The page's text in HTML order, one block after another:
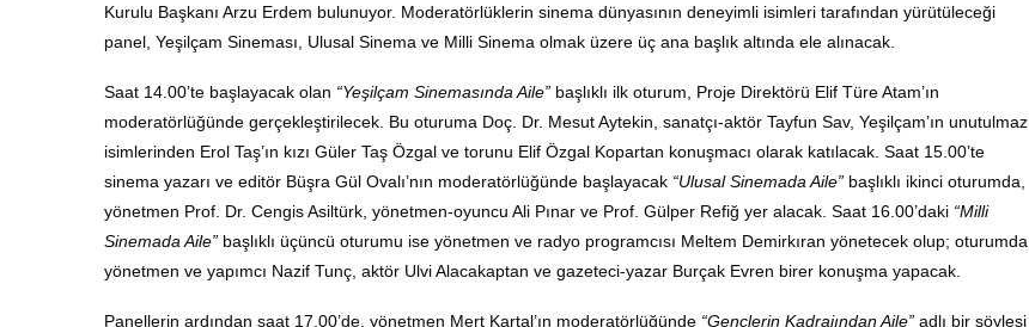
Kurulu Başkanı Arzu Erdem bulunuyor. Moderatörlüklerin sinema dünyasının deneyimli isimleri tarafından yürütüleceği
panel, Yeşilçam Sineması, Ulusal Sinema ve Milli Sinema olmak üzere üç ana başlık altında ele alınacak
Saat 14.00’te başlayacak olan “Yeşilçam Sinemasında Aile” başlıklı ilk oturum, Proje Direktörü Elif Türe Atam’ın
moderatörlüğünde gerçekleştirilecek . Bu oturuma Doç. Dr. Mesut Aytekin, sanatçı-aktör Tayfun Sav, Yeşilçam’ın unutulmaz
isimlerinden Erol Taş’ın kızı Güler Taş Özgal ve torunu Elif Özgal Kopartan konuşmacı olarak katılacak Saat 15.00’te
sinema yazarı ve editör Büşra Gül Ovalı’nın moderatörlüğünde başlayacak “Ulusal Sinemada Aile” başlıklı ikinci oturumda,
yönetmen Prof. Dr. Cengis Asiltürk, yönetmen-oyuncu Ali Pınar ve Prof. Gülper Refiğ yer alacak Saat 16.00’daki “Milli
Sinemada Aile” başlıklı üçüncü oturumu ise yönetmen ve radyo programcısı Meltem Demirkıran yönetecek olup; oturumda
yönetmen ve yapımcı Nazif Tunç, aktör Ulvi Alacakaptan ve gazeteci-yazar Burçak Evren birer konuşma yapacak
Panellerin ardından saat 17.00’de, yönetmen Mert Kartal’ın moderatörlüğünde “Gençlerin Kadrajından Aile” adlı bir söyleşi